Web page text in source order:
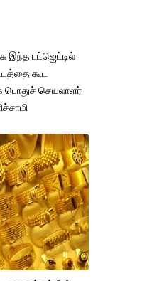
இந்த பட்ஜெட்டில்
கூட
பொதுச் செயலாளர்